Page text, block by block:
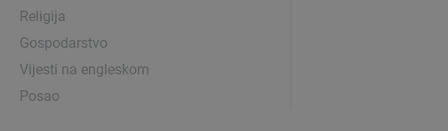
Religija
Gospodarstvo
Vijesti na engleskom
Posao